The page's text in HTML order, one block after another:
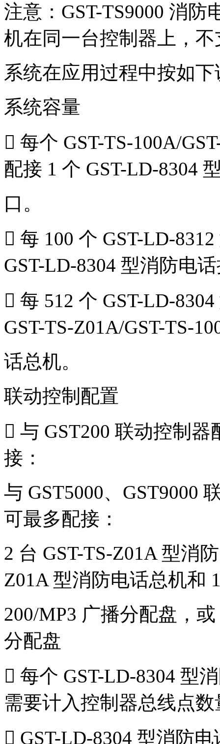
注意：GST-TS9000 消
机在同一台控制器上，
系统在应用过程中按如
系统容量
 每个 GST-TS-100A/
配接 1 个 GST-LD-8304
口。
 每 100 个 GST-LD-
GST-LD-8304 型消防电
 每 512 个 GST-LD-
GST-TS-Z01A/GST-TS-
话总机。
联动控制配置
 与 GST200 联动控制
接：
与 GST5000、GST9000
可最多配接：
2 台 GST-TS-Z01A 型消
Z01A 型消防电话总机和
200/MP3 广播分配盘，
分配盘
 每个 GST-LD-8304 型
需要计入控制器总线点数
 GST-LD-8304 型消防